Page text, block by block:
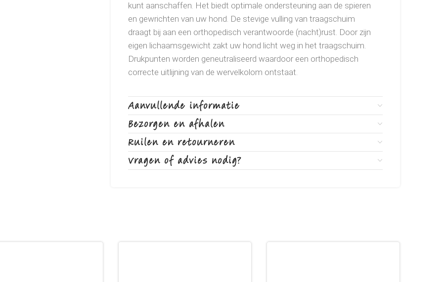
kunt aanschaffen. Het biedt optimale ondersteuning aan de spieren
en gewrichten van uw hond. De stevige vulling van traagschuim
draagt bij aan een orthopedisch verantwoorde (nacht)rust. Door zijn
eigen lichaamsgewicht zakt uw hond licht weg in het traagschuim.
Drukpunten worden geneutraliseerd waardoor een orthopedisch
correcte uitlijning van de wervelkolom ontstaat.
Aanvullende informatie
Bezorgen en afhalen
Ruilen en retourneren
Vragen of advies nodig?